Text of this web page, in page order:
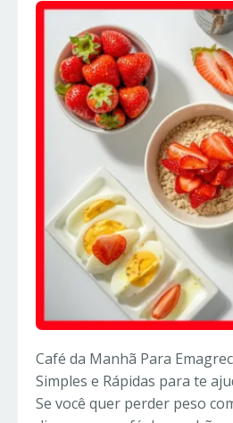
Café da Manhã Para
Simples e Rápidas para te
Se você quer perder peso